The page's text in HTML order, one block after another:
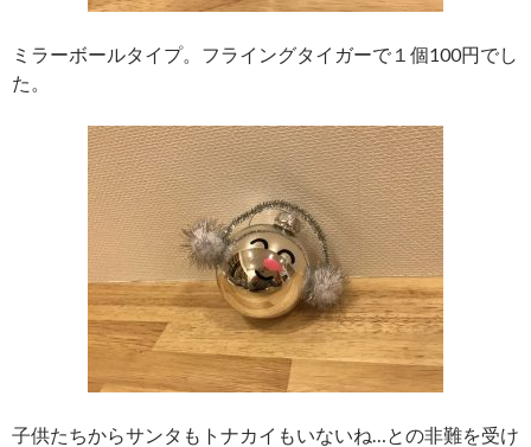
ミラーボールタイプ。フライングタイガーで１個100円でし
た。
子供たちからサンタもトナカイもいないね…との非難を受け